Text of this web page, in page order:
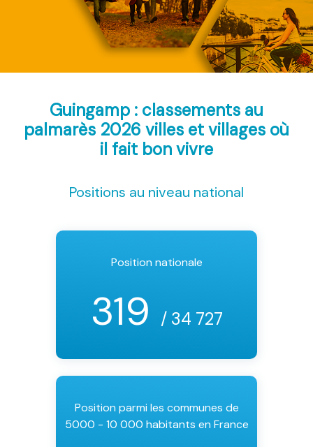
Guingamp : classements au
palmarès 2026 villes et villages où
il fait bon vivre
Positions au niveau national
Position nationale
319 / 34 727
Position parmi les communes de
5000 - 10 000 habitants en France